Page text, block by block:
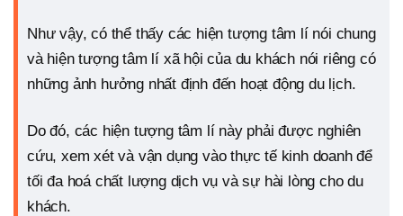
Như vậy, có thể thấy các hiện tượng tâm lí nói chung
và hiện tượng tâm lí xã hội của du khách nói riêng có
những ảnh hưởng nhất định đến hoạt động du lịch.
Do đó, các hiện tượng tâm lí này phải được nghiên
cứu, xem xét và vận dụng vào thực tế kinh doanh để
tối đa hoá chất lượng dịch vụ và sự hài lòng cho du
khách.